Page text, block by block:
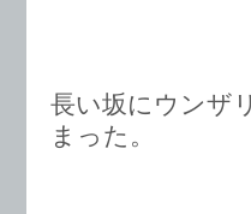
長い坂にウンザ
まった。